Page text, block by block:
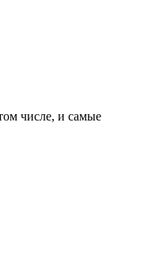
числе, и самые